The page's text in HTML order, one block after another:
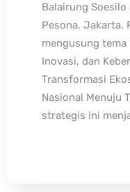
Balairung Soesilo
Pesona, Jakarta.
mengusung tema
Inovasi, dan
Transformasi
Nasional Menuju
strategis ini